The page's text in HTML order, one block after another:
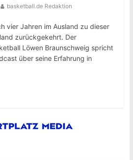
basketball.de Redaktion
vier Jahren im Ausland zu dieser
zurückgekehrt. Der
Löwen Braunschweig spricht
über seine Erfahrung in